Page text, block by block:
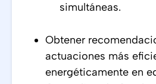
simultáneas.
Obtener
actuaciones más
energéticamente en